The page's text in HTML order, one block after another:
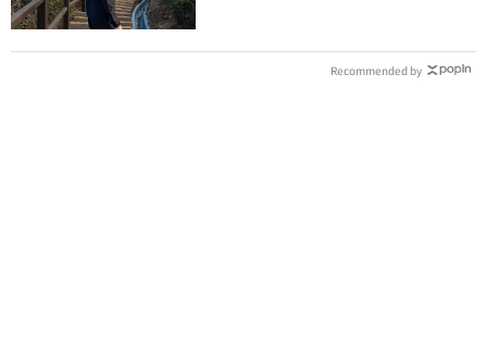
Recommended by